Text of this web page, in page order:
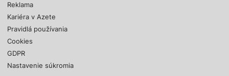
Reklama
Kariéra v Azete
Pravidlá používania
Cookies
GDPR
Nastavenie súkromia